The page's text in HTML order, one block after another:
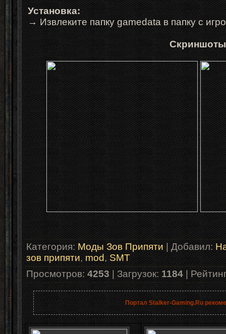
Установка:
→ Извлеките папку gamedata в папку с
Категория: Моды Зов Припяти |Добавил:
зов припяти, mod, SMT
Просмотров:4253|Загрузок:1184|
Портал Stalker-Gaming.Ru